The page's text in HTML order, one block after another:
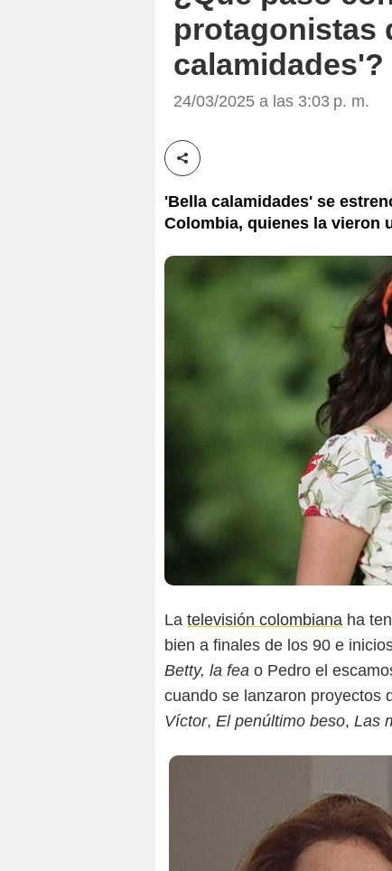
protagonistas
calamidades'?
24/03/2025 a las 3:03 p. m.
Compartir esta noticia
'Bella calamidades' se
Colombia, quienes la vieron
La televisión colombiana ha
bien a finales de los 90 e
Betty, la fea o Pedro el
cuando se lanzaron proyectos
Víctor, El penúltimo beso, Las